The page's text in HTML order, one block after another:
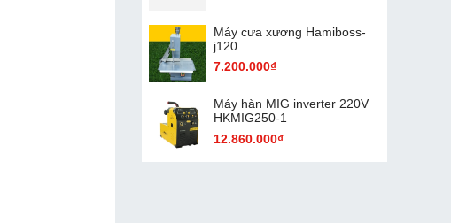
Máy cưa xương Hamiboss-
j120
7.200.000₫
Máy hàn MIG inverter 220V
HKMIG250-1
12.860.000₫